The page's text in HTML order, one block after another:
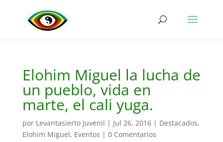
Elohim Miguel la lucha de
un pueblo, vida en
marte, el cali yuga.
por Levantasierto Juvenil | Jul 26, 2016| Destacados,
Elohim Miguel, Eventos | 0 Comentarios